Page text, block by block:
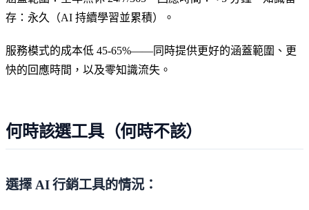
存：永久（AI 持續學習並累積）。
服務模式的成本低 45-65%——同時提供更好的涵蓋範圍、更
快的回應時間，以及零知識流失。
何時該選工具（何時不該）
選擇 AI 行銷工具的情況：